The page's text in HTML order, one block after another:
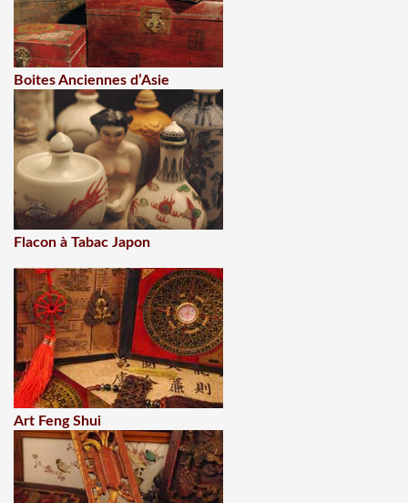
Boites Anciennes d’Asie
Flacon à Tabac Japon
Art Feng Shui